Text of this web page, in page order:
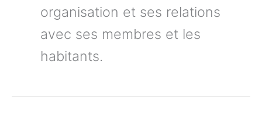
organisation et ses relations
avec ses membres et les
habitants.